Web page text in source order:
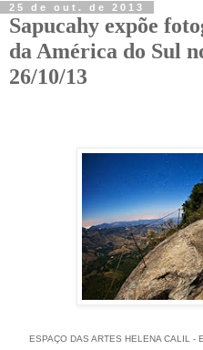
25 de out. de 2013
Sapucahy expõe
da América do Sul
26/10/13
ESPAÇO DAS ARTES HELENA CALIL